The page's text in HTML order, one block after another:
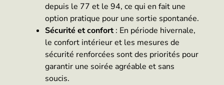
depuis le 77 et le 94, ce qui en fait une
option pratique pour une sortie spontanée.
Sécurité et confort: En période hivernale,
le confort intérieur et les mesures de
sécurité renforcées sont des priorités pour
garantir une soirée agréable et sans
soucis.